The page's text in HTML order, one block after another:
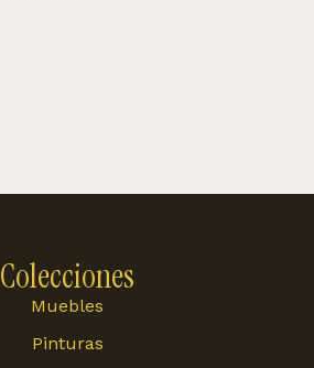
Colecciones
Muebles
Pinturas